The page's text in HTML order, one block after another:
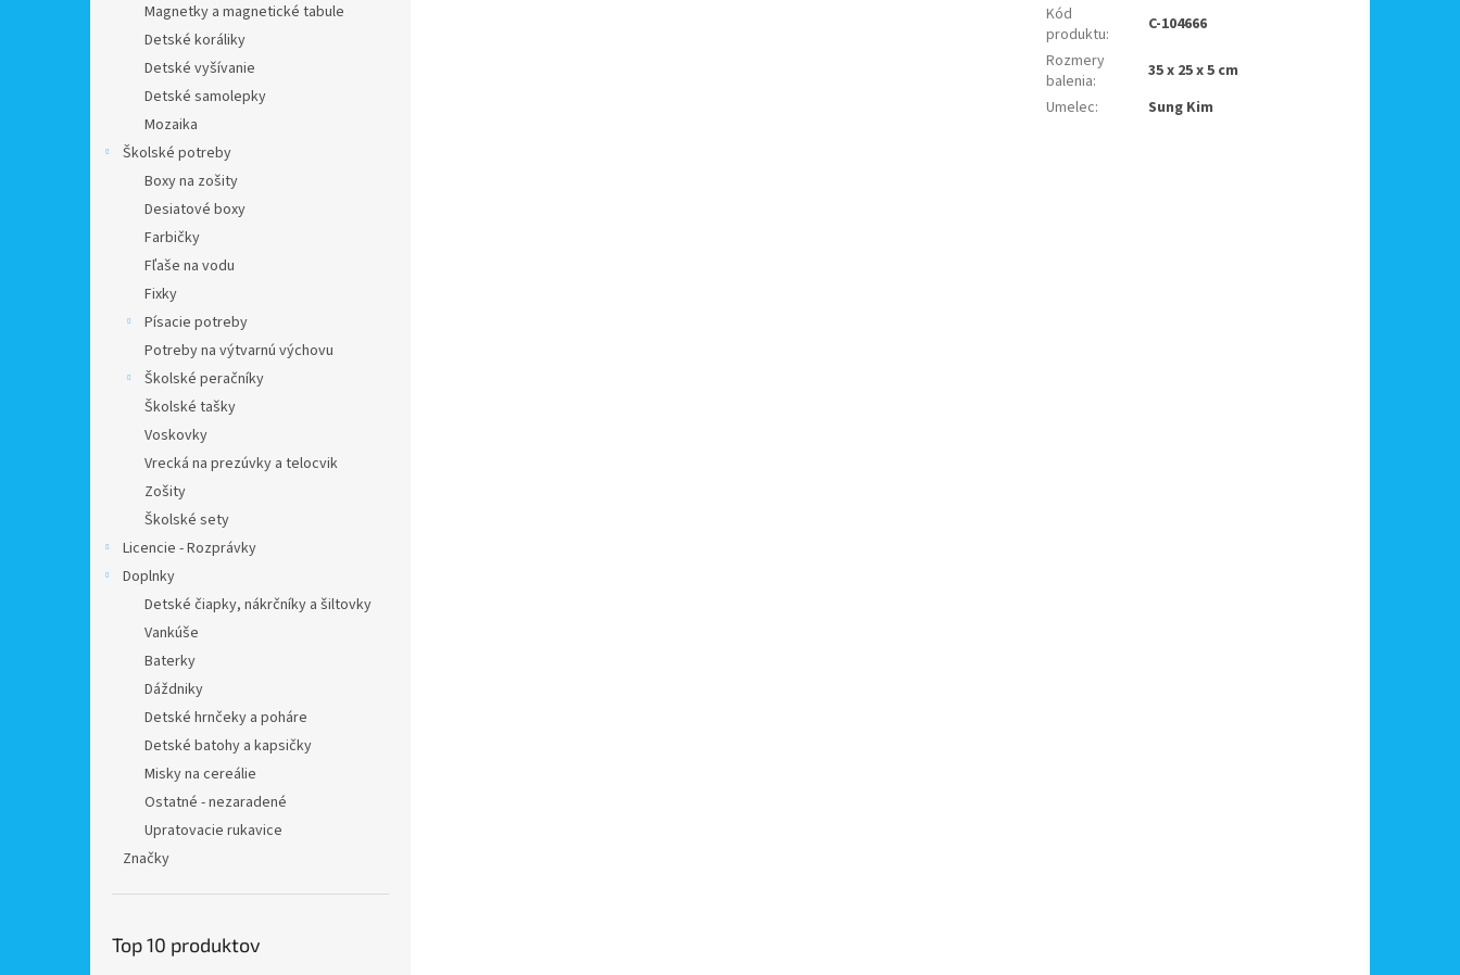
Magnetky a magnetické tabule
Detské koráliky
Detské vyšívanie
Detské samolepky
Mozaika
Školské potreby
Boxy na zošity
Desiatové boxy
Farbičky
Fľaše na vodu
Fixky
Písacie potreby
Potreby na výtvarnú výchovu
Školské peračníky
Školské tašky
Voskovky
Vrecká na prezúvky a telocvik
Zošity
Školské sety
Licencie - Rozprávky
Doplnky
Detské čiapky, nákrčníky a šiltovky
Vankúše
Baterky
Dáždniky
Detské hrnčeky a poháre
Detské batohy a kapsičky
Misky na cereálie
Ostatné - nezaradené
Upratovacie rukavice
Značky
Top 10 produktov
Kód
produktu:
C-104666
Rozmery
balenia:
35 x 25 x 5 cm
Umelec: Sung Kim